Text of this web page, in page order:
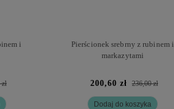
i
Pierścionek srebrny z rubinem i
markazytami
200,60 zł 236,00 zł
Dodaj do koszyka